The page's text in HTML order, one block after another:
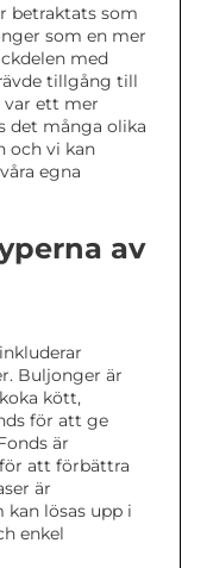
betraktats som
som en mer
med
tillgång till
var ett mer
det många olika
och vi kan
egna
av
Buljonger är
kött,
för att ge
är
att förbättra
är
lösas upp i
enkel